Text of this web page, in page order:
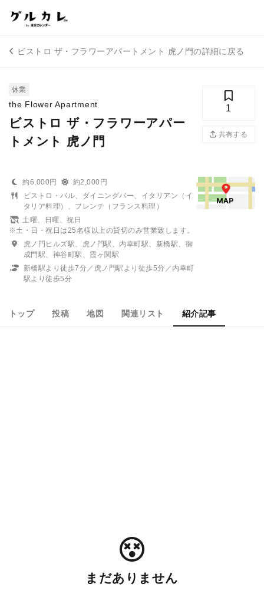
ビストロ ザ・フラワーアパートメント 虎ノ門の詳細に戻る
休業
the Flower Apartment
ビストロ ザ・フラワーアパー
トメント 虎ノ門
1
共有する
約6,000円
約2,000円
ビストロ・バル、ダイニングバー、イタリアン（イ
タリア料理）、フレンチ（フランス料理）
土曜、日曜、祝日
※土・日・祝日は25名様以上の貸切のみ営業致します。
虎ノ門ヒルズ駅、虎ノ門駅、内幸町駅、新橋駅、御
成門駅、神谷町駅、霞ヶ関駅
新橋駅より徒歩7分／虎ノ門駅より徒歩5分／内幸町
駅より徒歩5分
トップ 投稿 地図 関連リスト 紹介記事
まだありません